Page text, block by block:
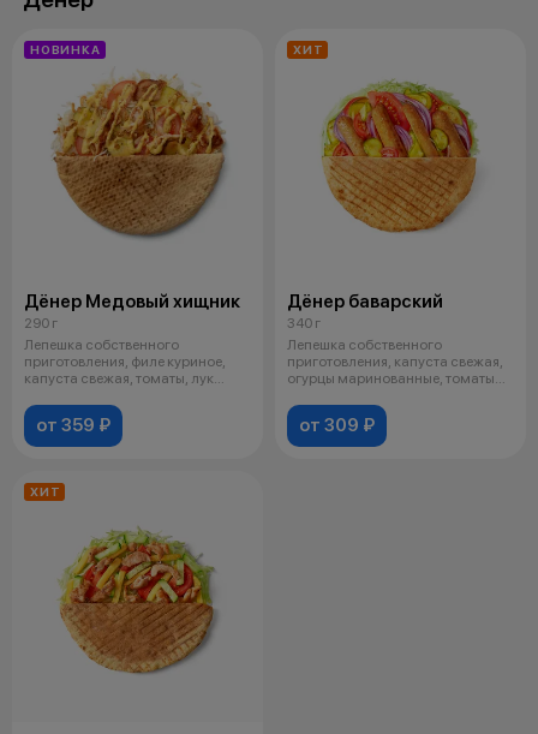
НОВИНКА
Дёнер Медовый хищник
290 г
Лепешка собственного
приготовления, филе куриное,
капуста свежая, томаты, лук
от 359 ₽
ХИТ
Дёнер баварский
340 г
Лепешка собственного
приготовления, капуста свежая,
огурцы маринованные, томаты
от 309 ₽
ХИТ